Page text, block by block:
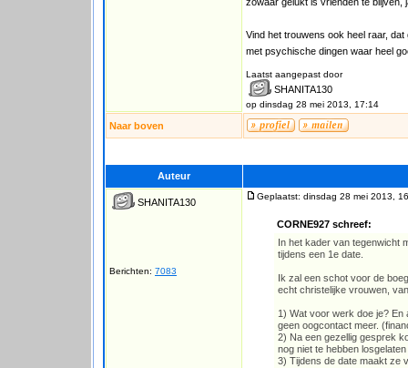
Vind het trouwens ook heel raar,
met psychische dingen waar heel
Laatst aangepast door
SHANITA130
op dinsdag 28 mei 2013, 17:14
Naar boven
Auteur
SHANITA130
Berichten: 7083
Geplaatst: dinsdag 28 mei 2013,
CORNE927 schreef:
In het kader van tegenwicht
tijdens een 1e date.
Ik zal een schot voor de
echt christelijke vrouwen,
1) Wat voor werk doe je? En
geen oogcontact meer.
2) Na een gezellig gesprek
nog niet te hebben
3) Tijdens de date maakt ze